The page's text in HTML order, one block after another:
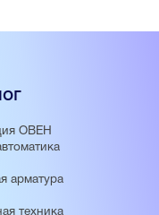
ОВЕН
арматура
техника